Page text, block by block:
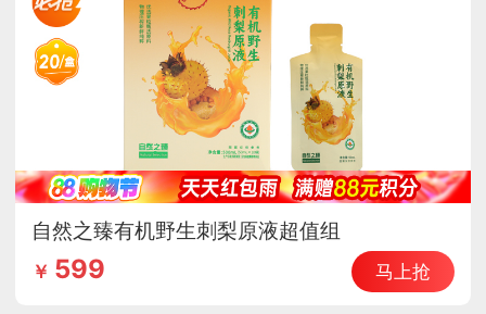
自然之臻有机野生刺梨原液超值组
￥ 599 马上抢